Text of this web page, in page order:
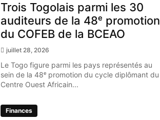
Trois Togolais parmi les 30
auditeurs de la 48ᵉ promotion
du COFEB de la BCEAO
juillet 28, 2026
Le Togo figure parmi les pays représentés au
sein de la 48ᵉ promotion du cycle diplômant du
Centre Ouest Africain...
Finances